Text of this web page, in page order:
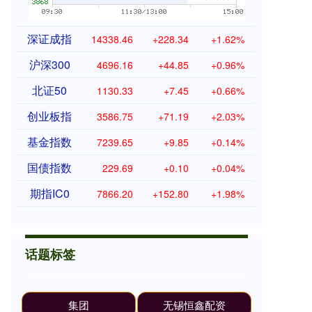
深证成指 14338.46 +228.34 +1.62%
沪深300 4696.16 +44.85 +0.96%
北证50 1130.33 +7.45 +0.66%
创业板指 3586.75 +71.19 +2.03%
基金指数 7239.65 +9.85 +0.14%
国债指数 229.69 +0.10 +0.04%
期指IC0 7866.20 +152.80 +1.98%
话题标签
集团 无锡恒鑫配资